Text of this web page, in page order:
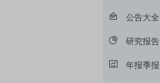
公告大全
研究报告
年报季报